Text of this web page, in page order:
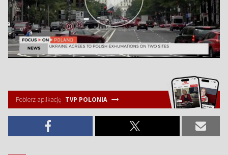
Pobierz aplikację TVP POLONIA